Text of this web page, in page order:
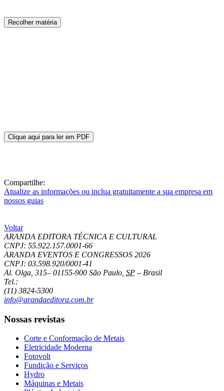
Recolher matéria
Clique aqui para ler em PDF
Compartilhe:
Atualize as informações ou inclua gratuitamente a sua empresa em
nossos guias
Voltar
ARANDA EDITORA TÉCNICA E CULTURAL
CNPJ: 55.922.157.0001-66
ARANDA EVENTOS E CONGRESSOS 2026
CNPJ: 03.598.920/0001-41
Al. Olga, 315– 01155-900 São Paulo SP – Brasil
Tel.:
(11) 3824-5300
info@arandaeditora.com.br
Nossas revistas
Corte e Conformação de Metais
Eletricidade Moderna
Fotovolt
Fundição e Serviços
Hydro
Máquinas e Metais